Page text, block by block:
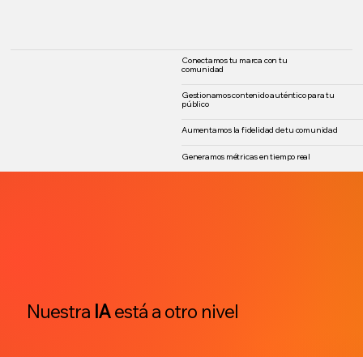
Conectamos tu marca con tu
comunidad
Gestionamos contenido auténtico para tu
público
Aumentamos la fidelidad de tu comunidad
Generamos métricas en tiempo real
Nuestra IAestá a otro nivel